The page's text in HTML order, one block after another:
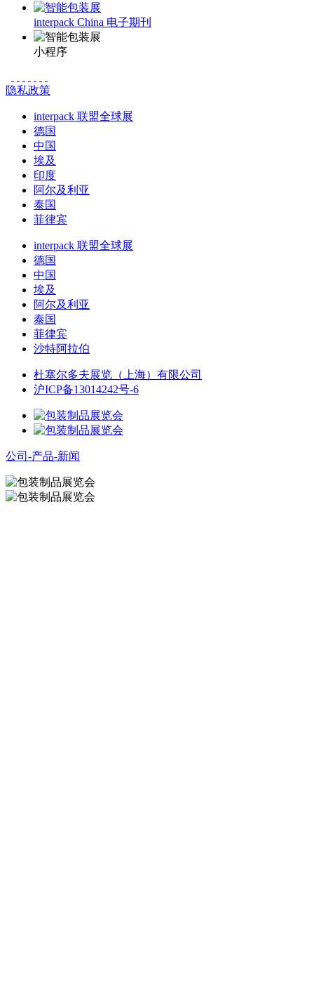
interpack China 电子期刊
小程序
隐私政策
interpack 联盟全球展
德国
中国
埃及
印度
阿尔及利亚
泰国
菲律宾
interpack 联盟全球展
德国
中国
埃及
阿尔及利亚
泰国
菲律宾
沙特阿拉伯
杜塞尔多夫展览（上海）有限公司
沪ICP备13014242号-6
公司-产品-新闻